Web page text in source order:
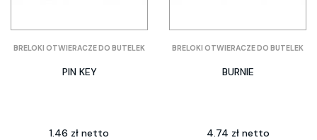
BRELOKI OTWIERACZE DO BUTELEK
PIN KEY
1.46 zł netto
BRELOKI OTWIERACZE DO BUTELEK
BURNIE
4.74 zł netto